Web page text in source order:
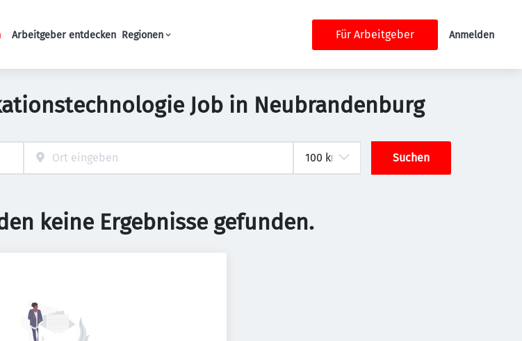
Haupt-Navigation
Arbeitgeber entdecken Regionen Für Arbeitgeber Anmelden
Job in Neubrandenburg
Suchen
keine Ergebnisse gefunden.